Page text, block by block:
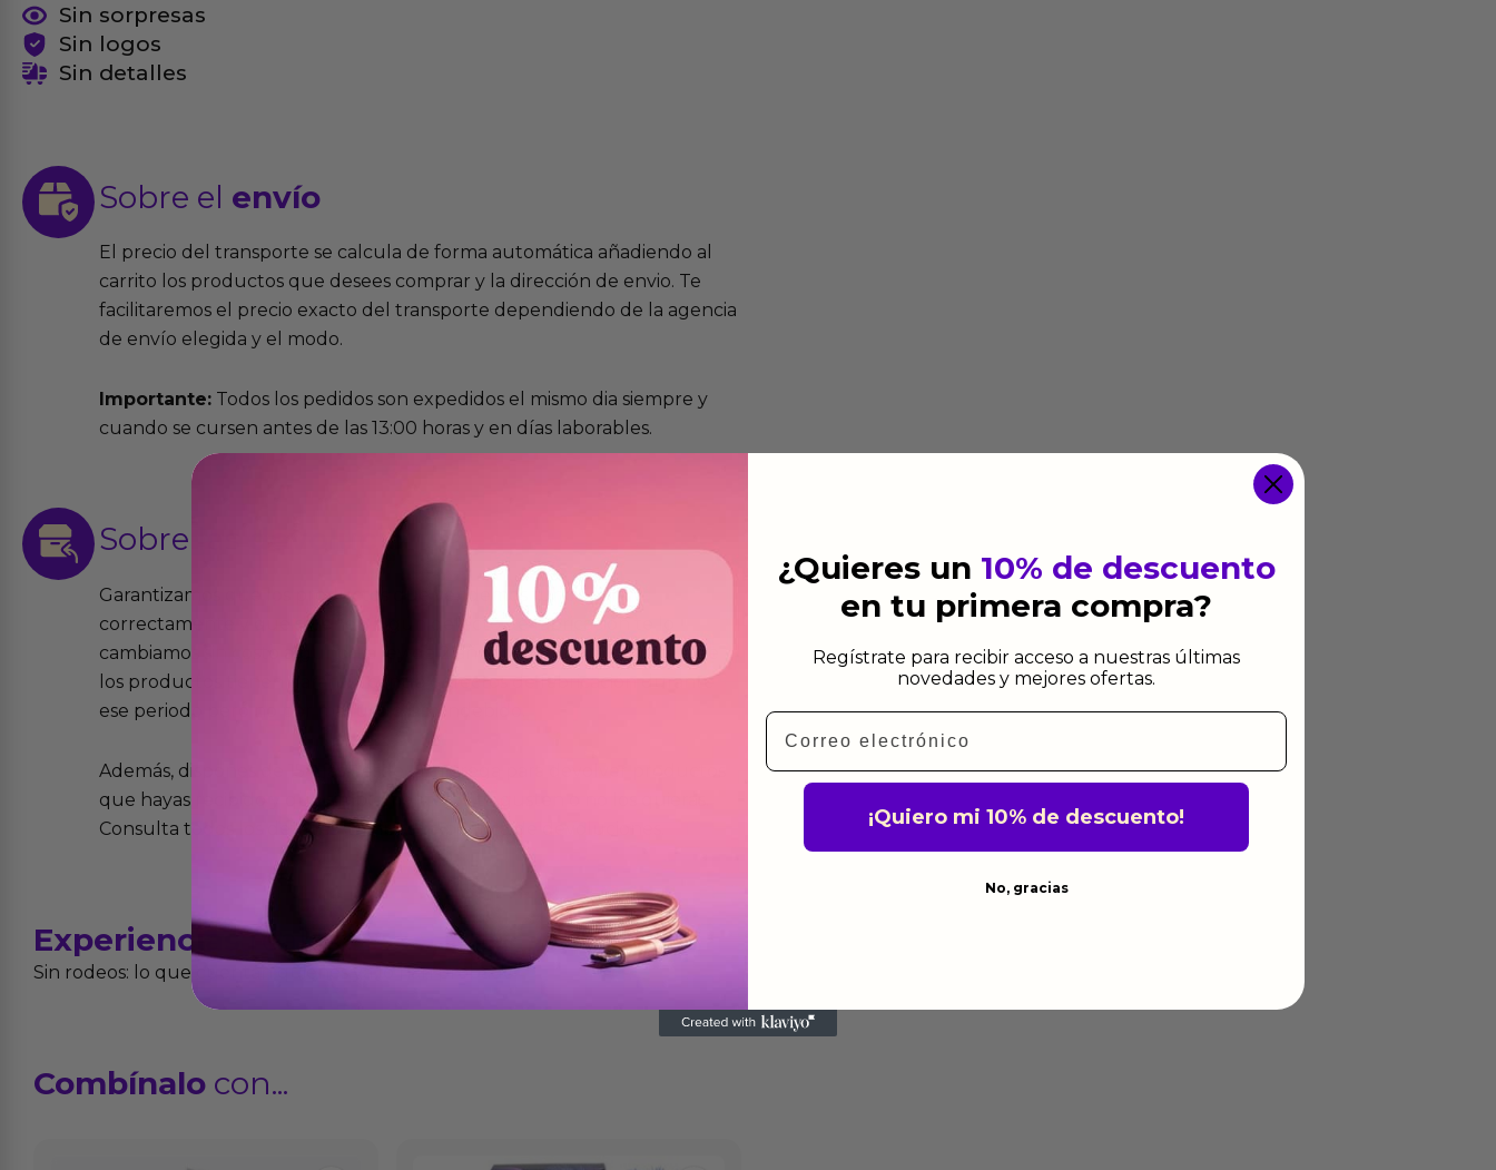
Sin sorpresas
Sin logos
Sin detalles
Sobre el envío
El precio del transporte se calcula de forma automática añadiendo al
carrito los productos que desees comprar y la dirección de envio. Te
facilitaremos el precio exacto del transporte dependiendo de la agencia
de envío elegida y el modo.
Importante: Todos los pedidos son expedidos el mismo dia siempre y
cuando se cursen antes de las 13:00 horas y en días laborables.
Sobre las devoluciones
Garantizamos que los productos que vendemos funcionan
correctamente y que si tienen algún defecto de fabricación te lo
cambiamos sin costo alguno. La ley de 2 años de garantía significa que
los productos tienen garantía contra defectos de fabricación durante
ese periodo pero no por mal uso o uso indebido.
Además, dispones de 15 días desde la entrega para devolver productos
que hayas recibido y que simplemente no te gusten o no los quieras.
Consulta todos los detalles en nuestra política de devoluciones.
Experienciasreales
Sin rodeos: lo que cuentan quienes ya lo han probado
Combínalo con...
¿Quieres un 10% de descuento
en tu primera compra?
Regístrate para recibir acceso a nuestras últimas
novedades y mejores ofertas.
Email
¡Quiero mi 10% de descuento!
No, gracias